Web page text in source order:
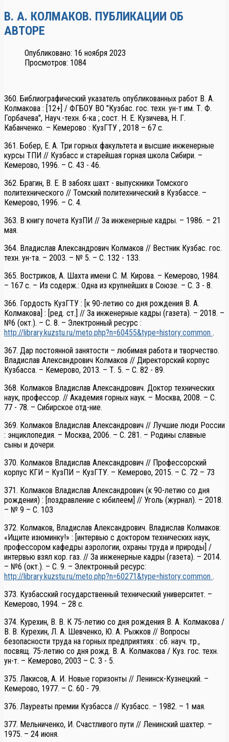
В. А. КОЛМАКОВ. ПУБЛИКАЦИИ ОБ
АВТОРЕ
Опубликовано: 16 ноября 2023
Просмотров: 1084
360. Библиографический указатель опубликованных работ В. А.
Колмакова : [12+] / ФГБОУ ВО "Кузбас. гос. техн. ун-т им. Т. Ф.
Горбачева", Науч.-техн. б-ка ; сост. Н. Е. Кузичева, Н. Г.
Кабанченко. – Кемерово : КузГТУ , 2018 – 67 с.
361. Бобер, Е. А. Три горных факультета и высшие инженерные
курсы ТПИ // Кузбасс и старейшая горная школа Сибири. –
Кемерово, 1996. – С. 43 - 46.
362. Брагин, В. Е. В забоях шахт - выпускники Томского
политехнического // Томский политехнический в Кузбассе. –
Кемерово, 1996. – С. 4.
363. В книгу почета КузПИ // За инженерные кадры. – 1986. – 21
мая.
364. Владислав Александрович Колмаков // Вестник Кузбас. гос.
техн. ун-та. – 2003. – № 5. – С. 132 - 133.
365. Востриков, А. Шахта имени С. М. Кирова. – Кемерово, 1984.
– 167 с. – Из содерж.: Одна из крупнейших в Союзе. – С. 3 - 8.
366. Гордость КузГТУ : [к 90-летию со дня рождения В. А.
Колмакова] : [ред. ст.] // За инженерные кадры (газета). – 2018. –
№6 (окт.). – С. 8. – Электронный ресурс :
http://library.kuzstu.ru/meto.php?n=60455&type=history:common .
367. Дар постоянной занятости – любимая работа и творчество.
Владислав Александрович Колмаков // Директорский корпус
Кузбасса. – Кемерово, 2013. – Т. 5. – С. 82 - 89.
368. Колмаков Владислав Александрович. Доктор технических
наук, профессор. // Академия горных наук. – Москва, 2008. – С.
77 - 78. – Сибирское отд-ние.
369. Колмаков Владислав Александрович // Лучшие люди России
: энциклопедия. – Москва, 2006. – С. 281. – Родины славные
сыны и дочери.
370. Колмаков Владислав Александрович // Профессорский
корпус КГИ – КузПИ – КузГТУ. – Кемерово, 2015. – С. 72 – 73
371. Колмаков Владислав Александрович (к 90-летию со дня
рождения) : [поздравление с юбилеем] // Уголь (журнал). – 2018.
– № 9 – С. 103
372. Колмаков, Владислав Александрович. Владислав Колмаков:
«Ищите изюминку!» : [интервью с доктором технических наук,
профессором кафедры аэрологии, охраны труда и природы] /
интервью взял кор. газ. // За инженерные кадры (газета). – 2014.
– №6 (окт.). – С. 9. – Электронный ресурс:
http://library.kuzstu.ru/meto.php?n=60271&type=history:common .
373. Кузбасский государственный технический университет. –
Кемерово, 1994. – 28 с.
374. Курехин, В. В. К 75-летию со дня рождения В. А. Колмакова /
В. В. Курехин, Л. А. Шевченко, Ю. А. Рыжков // Вопросы
безопасности труда на горных предприятиях : сб. науч. тр.,
посвящ. 75-летию со дня рожд. В. А. Колмакова / Куз. гос. техн.
ун-т. – Кемерово, 2003 – С. 3 - 5.
375. Лакисов, А. И. Новые горизонты // Ленинск-Кузнецкий. –
Кемерово, 1977. – С. 60 - 79.
376. Лауреаты премии Кузбасса // Кузбасс. – 1982. – 1 мая.
377. Мельниченко, И. Счастливого пути // Ленинский шахтер. –
1975. – 24 июня.